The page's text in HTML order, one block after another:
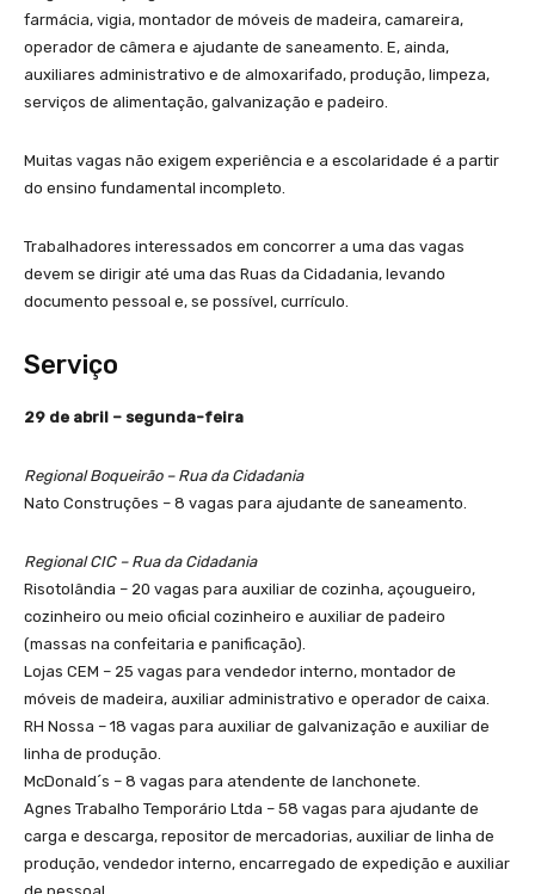
farmácia, vigia, montador de móveis de madeira, camareira,
operador de câmera e ajudante de saneamento. E, ainda,
auxiliares administrativo e de almoxarifado, produção, limpeza,
serviços de alimentação, galvanização e padeiro.
Muitas vagas não exigem experiência e a escolaridade é a partir
do ensino fundamental incompleto.
Trabalhadores interessados em concorrer a uma das vagas
devem se dirigir até uma das Ruas da Cidadania, levando
documento pessoal e, se possível, currículo.
Serviço
29 de abril – segunda-feira
Regional Boqueirão – Rua da Cidadania
Nato Construções – 8 vagas para ajudante de saneamento.
Regional CIC – Rua da Cidadania
Risotolândia – 20 vagas para auxiliar de cozinha, açougueiro,
cozinheiro ou meio oficial cozinheiro e auxiliar de padeiro
(massas na confeitaria e panificação).
Lojas CEM – 25 vagas para vendedor interno, montador de
móveis de madeira, auxiliar administrativo e operador de caixa.
RH Nossa – 18 vagas para auxiliar de galvanização e auxiliar de
linha de produção.
McDonald´s – 8 vagas para atendente de lanchonete.
Agnes Trabalho Temporário Ltda – 58 vagas para ajudante de
carga e descarga, repositor de mercadorias, auxiliar de linha de
produção, vendedor interno, encarregado de expedição e auxiliar